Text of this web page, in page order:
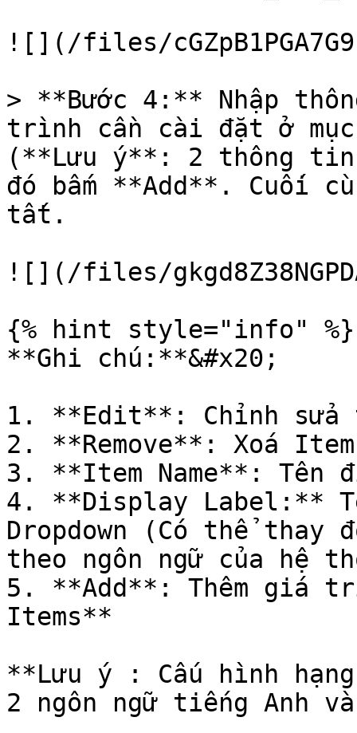
![](/files/
> **Bước 4:** Nhập
trình cần cài đặt ở mục
(**Lưu ý**: 2 thông tin
đó bấm **Add**. Cuối
tất.
![](/files/
{% hint style="info" %}
**Ghi chú:**&#x20;
1. **Edit**: Chỉnh sửa
2. **Remove**: Xoá Item
3. **Item Name**: Tên
4. **Display Label:**
Dropdown (Có thể
theo ngôn ngữ của hệ
5. **Add**: Thêm giá
Items**
**Lưu ý : Cấu hình
2 ngôn ngữ tiếng Anh